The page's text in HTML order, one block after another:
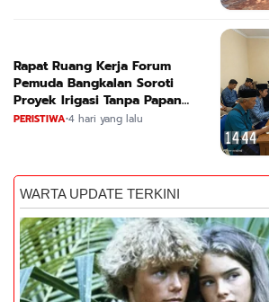
Rapat Ruang Kerja Forum
Pemuda Bangkalan Soroti
Proyek Irigasi Tanpa Papan
Nama
PERISTIWA•4 hari yang lalu